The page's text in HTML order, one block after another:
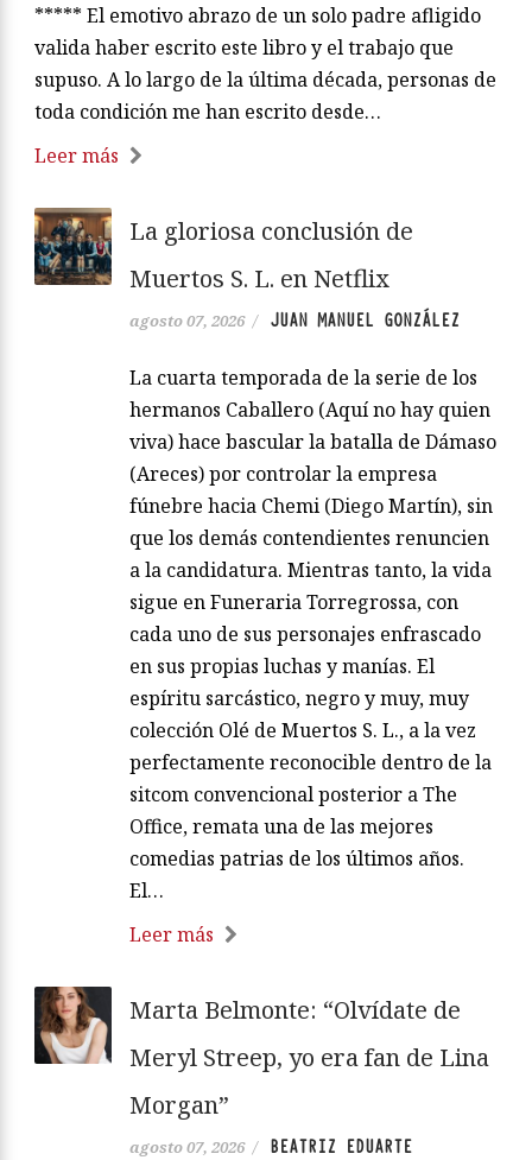
***** El emotivo abrazo de un solo padre afligido
valida haber escrito este libro y el trabajo que
supuso. A lo largo de la última década, personas de
toda condición me han escrito desde…
Leer más
La gloriosa conclusión de
Muertos S. L. en Netflix
agosto 07, 2026 / JUAN MANUEL GONZÁLEZ
La cuarta temporada de la serie de los
hermanos Caballero (Aquí no hay quien
viva) hace bascular la batalla de Dámaso
(Areces) por controlar la empresa
fúnebre hacia Chemi (Diego Martín), sin
que los demás contendientes renuncien
a la candidatura. Mientras tanto, la vida
sigue en Funeraria Torregrossa, con
cada uno de sus personajes enfrascado
en sus propias luchas y manías. El
espíritu sarcástico, negro y muy, muy
colección Olé de Muertos S. L., a la vez
perfectamente reconocible dentro de la
sitcom convencional posterior a The
Office, remata una de las mejores
comedias patrias de los últimos años.
El…
Leer más
Marta Belmonte: “Olvídate de
Meryl Streep, yo era fan de Lina
Morgan”
agosto 07, 2026 / BEATRIZ EDUARTE